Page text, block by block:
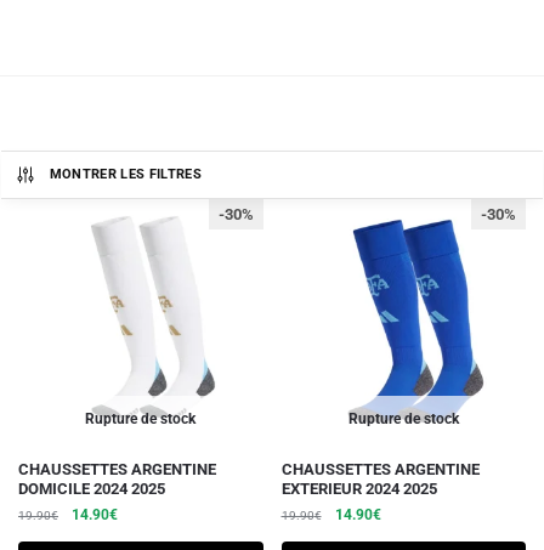
MONTRER LES FILTRES
Rupture de stock
-30%
CHAUSSETTES ARGENTINE
DOMICILE 2024 2025
19.90€
Le
14.90€Le
Rupture de stock
-30%
CHAUSSETTES ARGENTINE
EXTERIEUR 2024 2025
19.90€
Le
14.90€Le